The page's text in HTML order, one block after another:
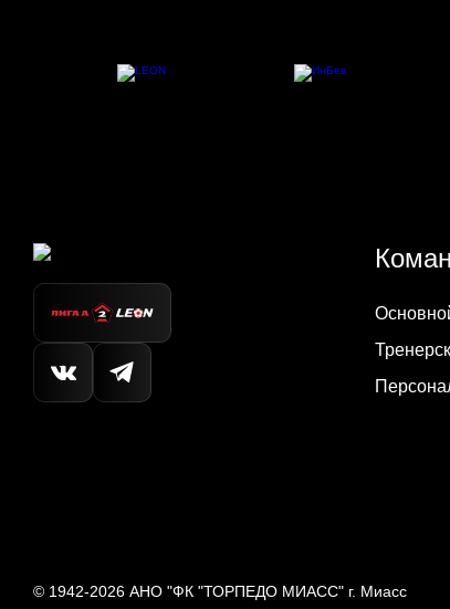
© 1942-2026 АНО "ФК "ТОРПЕДО МИАСС" г. Миасс